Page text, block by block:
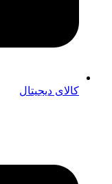
کالای دیجیتال